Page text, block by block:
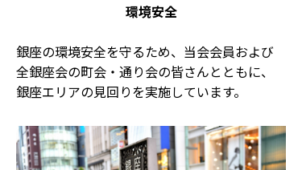
環境安全
銀座の環境安全を守るため、当会会員および
全銀座会の町会・通り会の皆さんとともに、
銀座エリアの見回りを実施しています。